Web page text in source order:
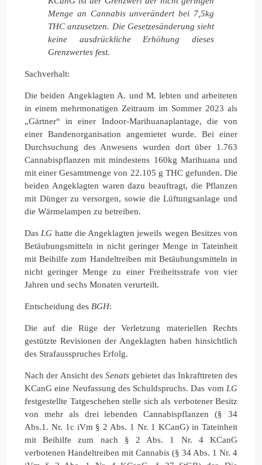
Menge an Cannabis unverändert bei 7,5kg
THC anzusetzen. Die Gesetzesänderung sieht
keine ausdrückliche Erhöhung dieses
Grenzwertes fest.
Sachverhalt:
Die beiden Angeklagten A. und M. lebten und arbeiteten
in einem mehrmonatigen Zeitraum im Sommer 2023 als
„Gärtner“ in einer Indoor-Marihuanaplantage, die von
einer Bandenorganisation angemietet wurde. Bei einer
Durchsuchung des Anwesens wurden dort über 1.763
Cannabispflanzen mit mindestens 160kg Marihuana und
mit einer Gesamtmenge von 22.105 g THC gefunden. Die
beiden Angeklagten waren dazu beauftragt, die Pflanzen
mit Dünger zu versorgen, sowie die Lüftungsanlage und
die Wärmelampen zu betreiben.
Das LG hatte die Angeklagten jeweils wegen Besitzes von
Betäubungsmitteln in nicht geringer Menge in Tateinheit
mit Beihilfe zum Handeltreiben mit Betäubungsmitteln in
nicht geringer Menge zu einer Freiheitsstrafe von vier
Jahren und sechs Monaten verurteilt.
Entscheidung des BGH:
Die auf die Rüge der Verletzung materiellen Rechts
gestützte Revisionen der Angeklagten haben hinsichtlich
des Strafausspruches Erfolg.
Nach der Ansicht des Senats gebietet das Inkrafttreten des
KCanG eine Neufassung des Schuldspruchs. Das vom LG
festgestellte Tatgeschehen stelle sich als verbotener Besitz
von mehr als drei lebenden Cannabispflanzen (§ 34
Abs.1. Nr. 1c iVm § 2 Abs. 1 Nr. 1 KCanG) in Tateinheit
mit Beihilfe zum nach § 2 Abs. 1 Nr. 4 KCanG
verbotenen Handeltreiben mit Cannabis (§ 34 Abs. 1 Nr. 4